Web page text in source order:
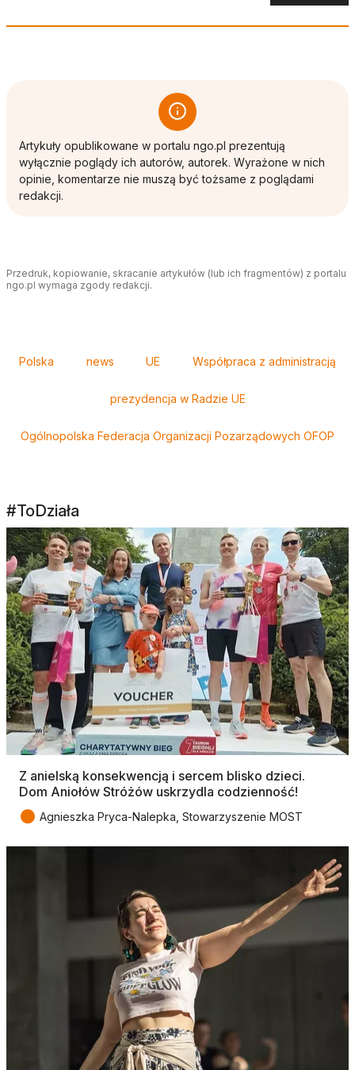
Artykuły opublikowane w portalu ngo.pl prezentują
wyłącznie poglądy ich autorów, autorek. Wyrażone w nich
opinie, komentarze nie muszą być tożsame z poglądami
redakcji.
Przedruk, kopiowanie, skracanie artykułów (lub ich fragmentów) z portalu
ngo.pl wymaga zgody redakcji.
Polska news UE Współpraca z administracją
prezydencja w Radzie UE
Ogólnopolska Federacja Organizacji Pozarządowych OFOP
#ToDziała
Z anielską konsekwencją i sercem blisko dzieci.
Dom Aniołów Stróżów uskrzydla codzienność!
● Agnieszka Pryca-Nalepka, Stowarzyszenie MOST